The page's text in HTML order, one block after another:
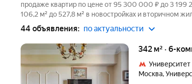
продаже квартир по цене от 95 300 000 ₽ до 3 199
106,2 м² до 527,8 м² в новостройках и вторичном
44 объявления: по актуальности
342 м² · 6-
Университет
Москва,